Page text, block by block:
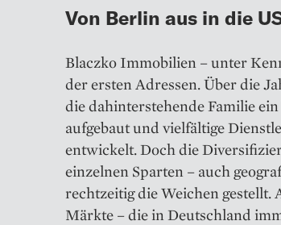
Von Berlin aus in die
Blaczko Immobilien – unter
der ersten Adressen. Über die
die dahinterstehende Familie
aufgebaut und vielfältige
entwickelt. Doch die
einzelnen Sparten – auch
rechtzeitig die Weichen gestellt.
Märkte – die in Deutschland